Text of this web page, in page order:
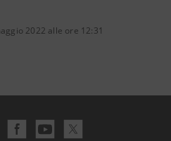
2022 alle ore 12:31